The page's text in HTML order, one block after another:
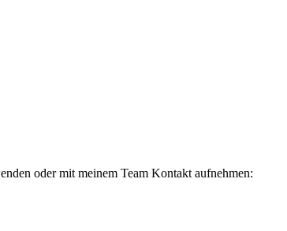
oder mit meinem Team Kontakt aufnehmen: